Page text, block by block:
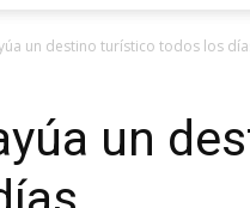
un destino turístico todos los
un